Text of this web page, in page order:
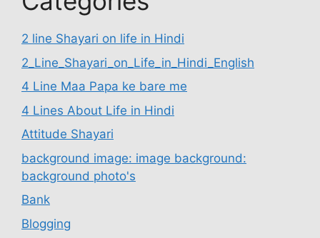
2 line Shayari on life in Hindi
2_Line_Shayari_on_Life_in_Hindi_English
4 Line Maa Papa ke bare me
4 Lines About Life in Hindi
Attitude Shayari
background image: image background:
background photo's
Bank
Blogging